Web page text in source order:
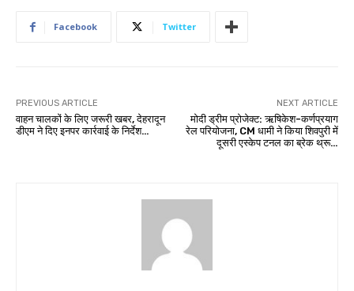
Facebook Twitter
PREVIOUS ARTICLE
वाहन चालकों के लिए जरूरी खबर, देहरादून
डीएम ने दिए इनपर कार्रवाई के निर्देश…
NEXT ARTICLE
मोदी ड्रीम प्रोजेक्ट: ऋषिकेश-कर्णप्रयाग
रेल परियोजना, CM धामी ने किया शिवपुरी में
दूसरी एस्केप टनल का ब्रेक थ्रू…